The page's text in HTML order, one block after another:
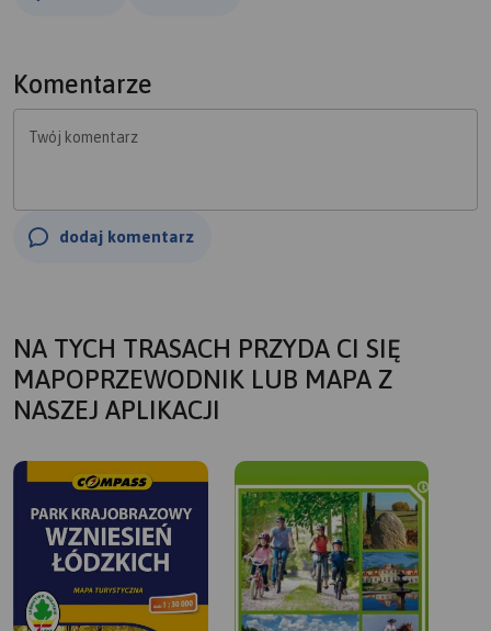
Komentarze
Twój komentarz
dodaj komentarz
NA TYCH TRASACH PRZYDA CI SIĘ
MAPOPRZEWODNIK LUB MAPA Z
NASZEJ APLIKACJI